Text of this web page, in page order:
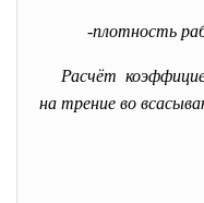
-плотность
Расчёт
на трение во